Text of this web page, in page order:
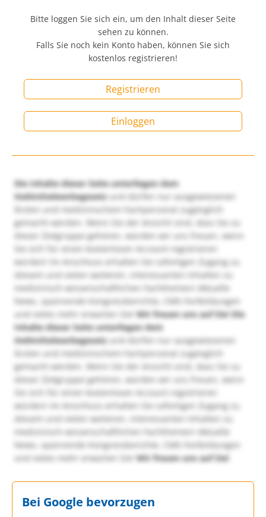
Bitte loggen Sie sich ein, um den Inhalt dieser Seite
sehen zu können.
Falls Sie noch kein Konto haben, können Sie sich
kostenlos registrieren!
Registrieren
Einloggen
Die Inhalte dieser Seite unterliegen dem
Heilmittelwerbegesetzund dürfen nur ausgewiesenen
Ärzten und medizinischem Fachpersonal zugänglich
gemacht werden. Wenn Sie der Ansicht sind, dass Sie zu
dieser Zielgruppe gehören, würden wir uns freuen, wenn
Sie sich für einen kostenlosen Account registrieren
würden! Im Anschluss erhalten Sie sofortigen Zugang zu
diesem und vielen weiteren, interessanten Inhalten zu
medizinisch-wissenschaftlichen Fachthemen! Aktuelle
News, spannende Kongressberichte, CME-Fortbildungen
und vieles mehr erwarten Sie!Wir freuen uns auf Sie! Die
Inhalte dieser Seite unterliegen dem
Heilmittelwerbegesetzund dürfen nur ausgewiesenen
Ärzten und medizinischem Fachpersonal zugänglich
gemacht werden. Wenn Sie der Ansicht sind, dass Sie zu
dieser Zielgruppe gehören, würden wir uns freuen, wenn
Sie sich für einen kostenlosen Account registrieren
würden! Im Anschluss erhalten Sie sofortigen Zugang zu
diesem und vielen weiteren, interessanten Inhalten zu
medizinisch-wissenschaftlichen Fachthemen! Aktuelle
News, spannende Kongressberichte, CME-Fortbildungen
und vieles mehr erwarten Sie!Wir freuen uns auf Sie!
Bei Google bevorzugen